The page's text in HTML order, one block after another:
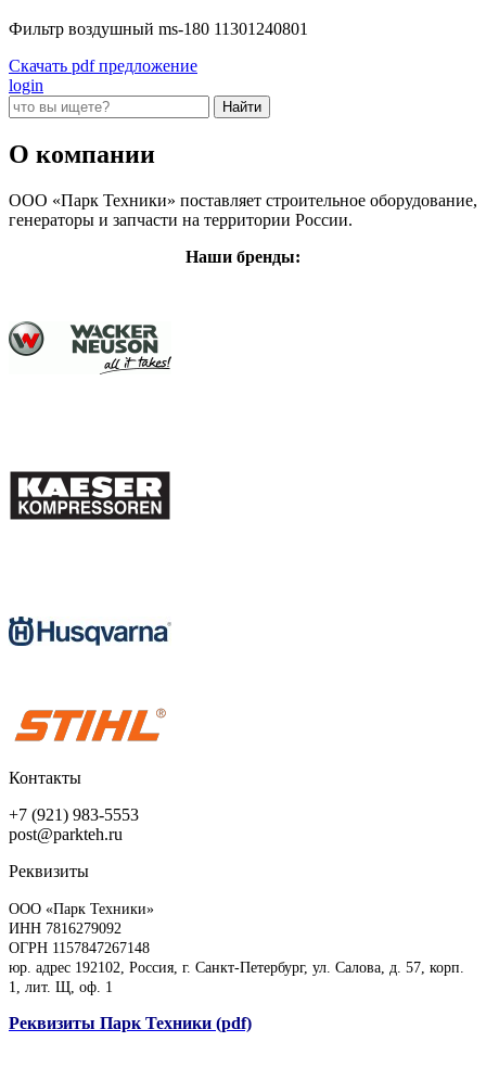
Фильтр воздушный ms-180 11301240801
Скачать pdf предложение
login
О компании
ООО «Парк Техники» поставляет строительное оборудование,
генераторы и запчасти на территории России.
Наши бренды:
Контакты
+7 (921) 983-5553
post@parkteh.ru
Реквизиты
ООО «Парк Техники»
ИНН 7816279092
ОГРН 1157847267148
юр. адрес 192102, Россия, г. Санкт-Петербург, ул. Салова, д. 57, корп.
1, лит. Щ, оф. 1
Реквизиты Парк Техники (pdf)